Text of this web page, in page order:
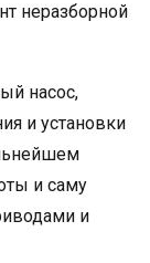
неразборной
насос,
и установки
и саму
и